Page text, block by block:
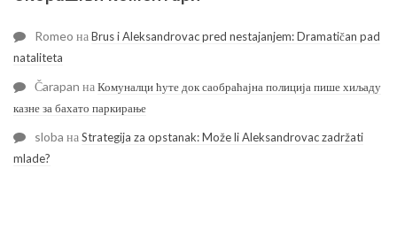
Romeo наBrus i Aleksandrovac pred nestajanjem: Dramatičan pad
nataliteta
Čarapan наКомуналци ћуте док саобраћајна полиција пише хиљаду
казне за бахато паркирање
sloba наStrategija za opstanak: Može li Aleksandrovac zadržati
mlade?